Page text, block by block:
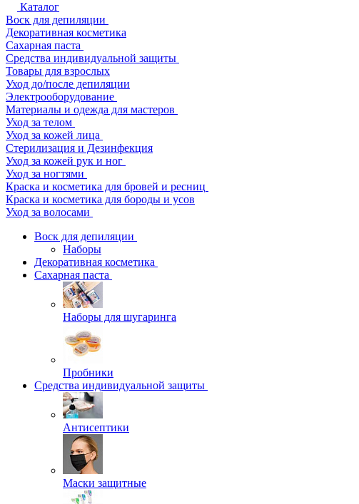
Каталог
Воск для депиляции
Декоративная косметика
Сахарная паста
Средства индивидуальной защиты
Товары для взрослых
Уход до/после депиляции
Электрооборудование
Материалы и одежда для мастеров
Уход за телом
Уход за кожей лица
Стерилизация и Дезинфекция
Уход за кожей рук и ног
Уход за ногтями
Краска и косметика для бровей и ресниц
Краска и косметика для бороды и усов
Уход за волосами
Воск для депиляции
Наборы
Декоративная косметика
Сахарная паста
Наборы для шугаринга
Пробники
Средства индивидуальной защиты
Антисептики
Маски защитные